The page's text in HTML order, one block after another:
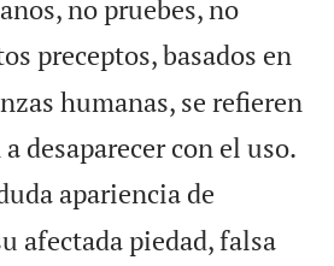
no pruebes, no
preceptos, basados en
humanas, se refieren
desaparecer con el uso.
apariencia de
afectada piedad, falsa